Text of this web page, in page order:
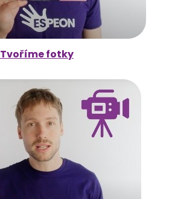
Tvoříme fotky